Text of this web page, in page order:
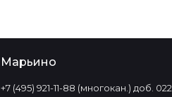
Марьино
+7 (495) 921-11-88 (многокан.) доб. 022